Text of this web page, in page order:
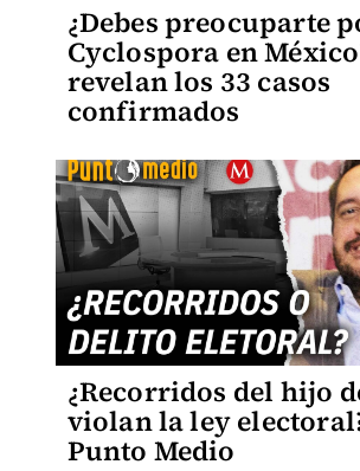
¿Debes preocuparte
Cyclospora en
revelan los 33 casos
confirmados
¿Recorridos del hijo
violan la ley
Punto Medio